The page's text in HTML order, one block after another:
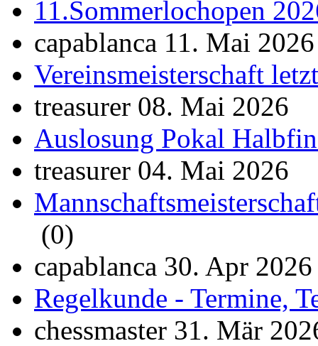
11.Sommerlochopen
capablanca 11. Mai 2026
Vereinsmeisterschaft
treasurer 08. Mai 2026
Auslosung Pokal
treasurer 04. Mai 2026
(0)
capablanca 30. Apr 2026
Regelkunde - Termine,
chessmaster 31. Mär